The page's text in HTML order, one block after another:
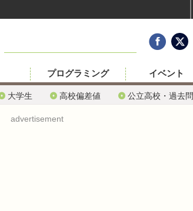
大学生 高校偏差値 公立高校・過去問
プログラミング イベント
advertisement